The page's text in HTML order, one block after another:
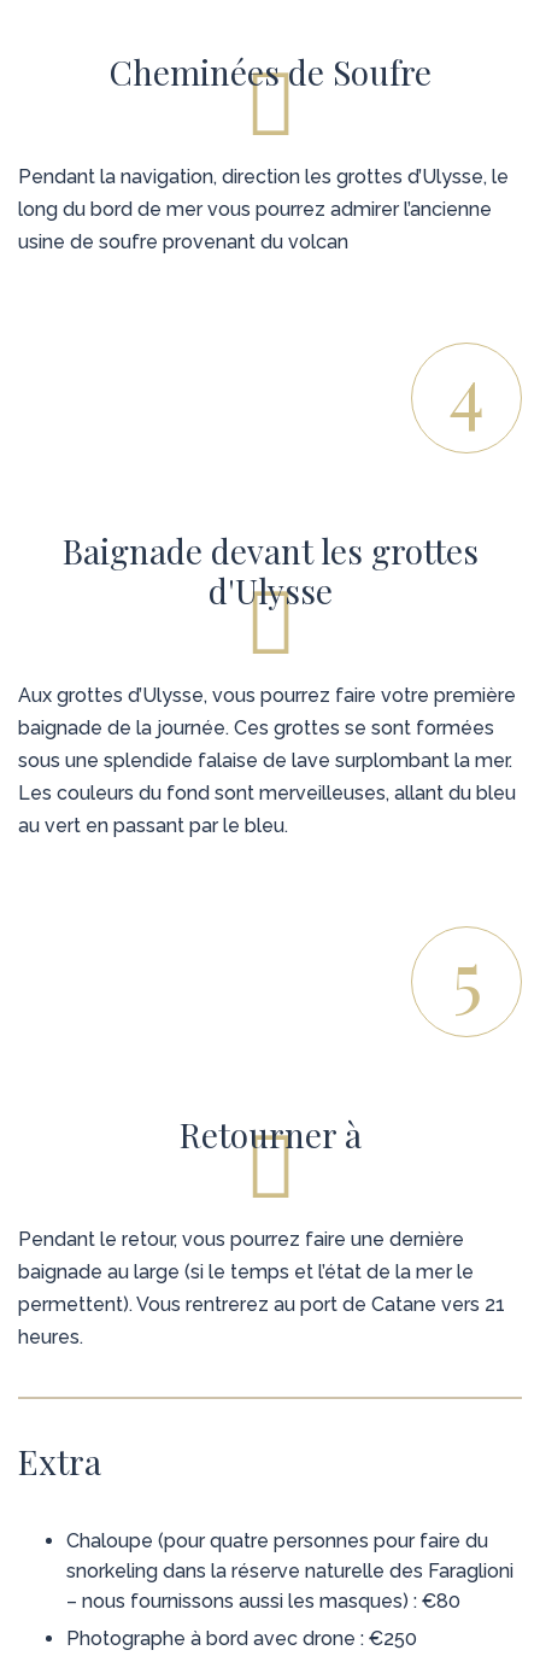
Cheminées de Soufre
Pendant la navigation, direction les grottes d’Ulysse, le
long du bord de mer vous pourrez admirer l’ancienne
usine de soufre provenant du volcan
4
Baignade devant les grottes
d'Ulysse
Aux grottes d’Ulysse, vous pourrez faire votre première
baignade de la journée. Ces grottes se sont formées
sous une splendide falaise de lave surplombant la mer.
Les couleurs du fond sont merveilleuses, allant du bleu
au vert en passant par le bleu.
5
Retourner à
Pendant le retour, vous pourrez faire une dernière
baignade au large (si le temps et l’état de la mer le
permettent). Vous rentrerez au port de Catane vers 21
heures.
Extra
Chaloupe (pour quatre personnes pour faire du
snorkeling dans la réserve naturelle des Faraglioni
– nous fournissons aussi les masques) : €80
Photographe à bord avec drone : €250